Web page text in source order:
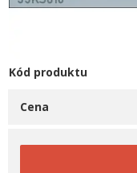
Kód produktu
Cena